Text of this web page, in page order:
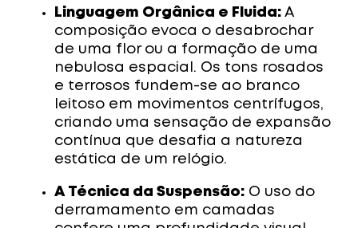
Linguagem Orgânica e Fluida: A
composição evoca o desabrochar
de uma flor ou a formação de uma
nebulosa espacial. Os tons rosados
e terrosos fundem-se ao branco
leitoso em movimentos centrífugos,
criando uma sensação de expansão
contínua que desafia a natureza
estática de um relógio.
A Técnica da Suspensão: O uso do
derramamento em camadas